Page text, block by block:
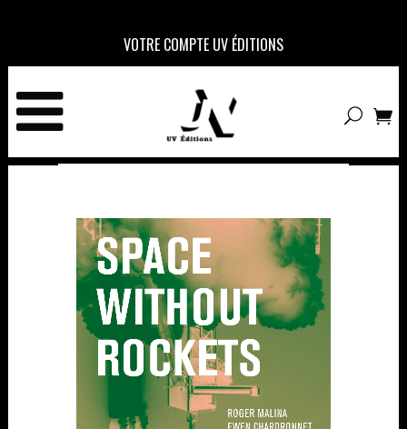
VOTRE COMPTE UV ÉDITIONS